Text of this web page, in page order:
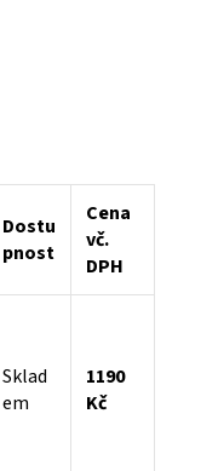
Dostu
pnost
Cena
vč.
DPH
Sklad
em
1190
Kč